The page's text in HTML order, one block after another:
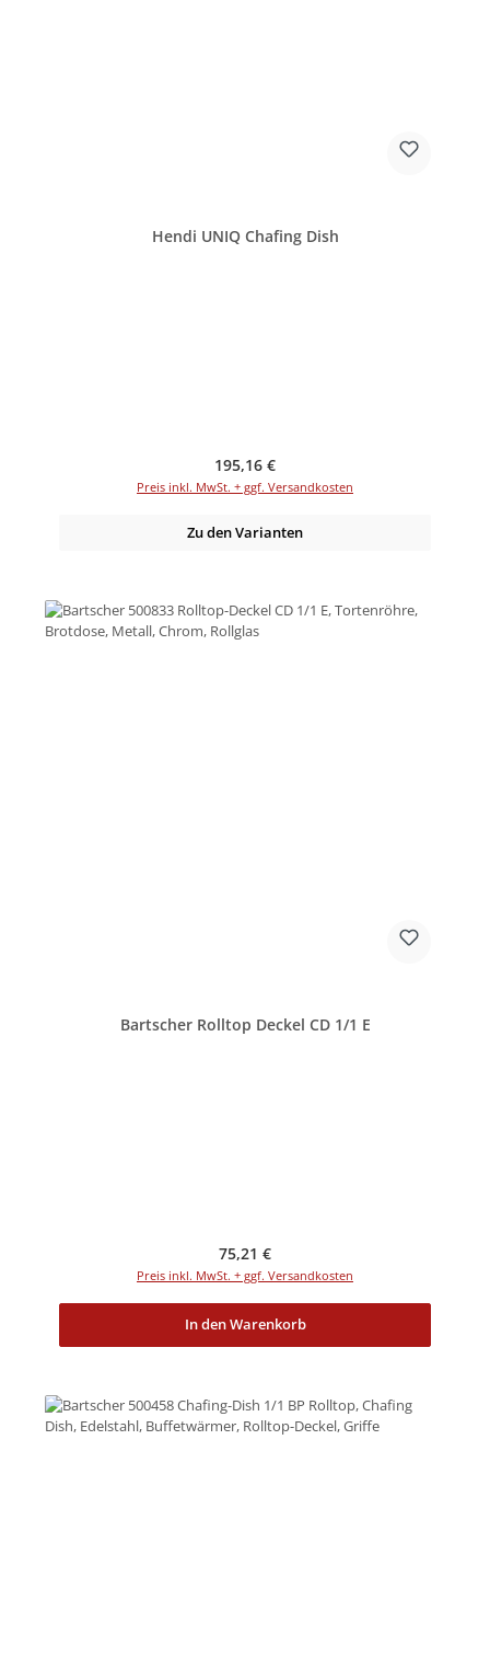
Hendi UNIQ Chafing Dish
Regulärer Preis:
195,16 €
Preis inkl. MwSt. + ggf. Versandkosten
Zu den Varianten
Bartscher Rolltop Deckel CD 1/1 E
Regulärer Preis:
75,21 €
Preis inkl. MwSt. + ggf. Versandkosten
In den Warenkorb